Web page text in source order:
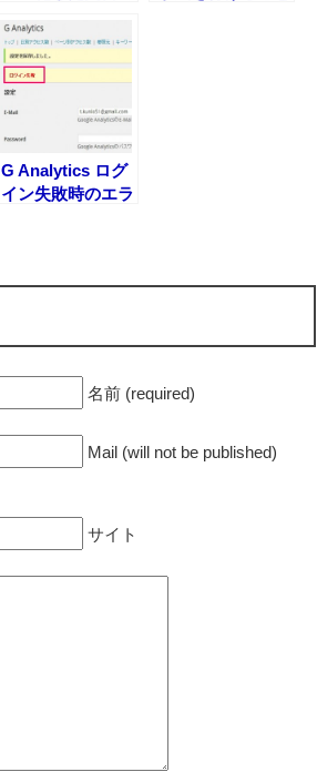
上手くいかない時
の対処法
G Analytics ログ
イン失敗時のエラ
名前 (required)
Mail (will not be published)
サイト